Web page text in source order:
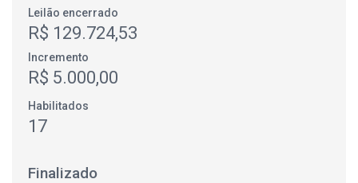
Leilão encerrado
R$ 129.724,53
Incremento
R$ 5.000,00
Habilitados
17
Finalizado